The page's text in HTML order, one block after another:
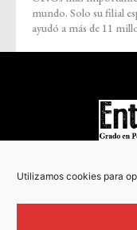
Utilizamos cookies para
mundo. Solo su filial
ayudó a más de 11
cumplir sus